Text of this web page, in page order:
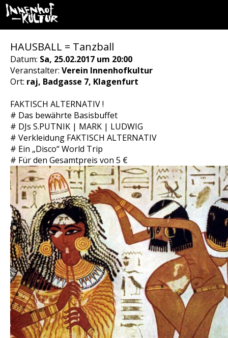
HAUSBALL = Tanzball
Datum: Sa, 25.02.2017 um 20:00
Veranstalter: Verein Innenhofkultur
Ort: raj, Badgasse 7, Klagenfurt
FAKTISCH ALTERNATIV !
# Das bewährte Basisbuffet
# DJs S.PUTNIK | MARK | LUDWIG
# Verkleidung FAKTISCH ALTERNATIV
# Ein „Disco“ World Trip
# Für den Gesamtpreis von 5 €